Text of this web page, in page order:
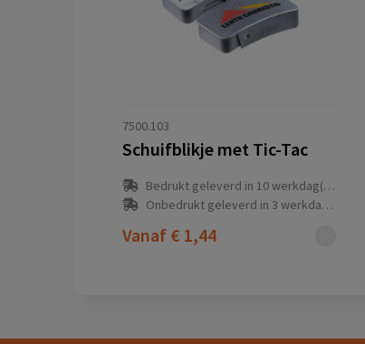
7500.103
Schuifblikje met Tic-Tac
Bedrukt geleverd in 10 werkdag(en)
Onbedrukt geleverd in 3 werkdag(en)
Vanaf € 1,44